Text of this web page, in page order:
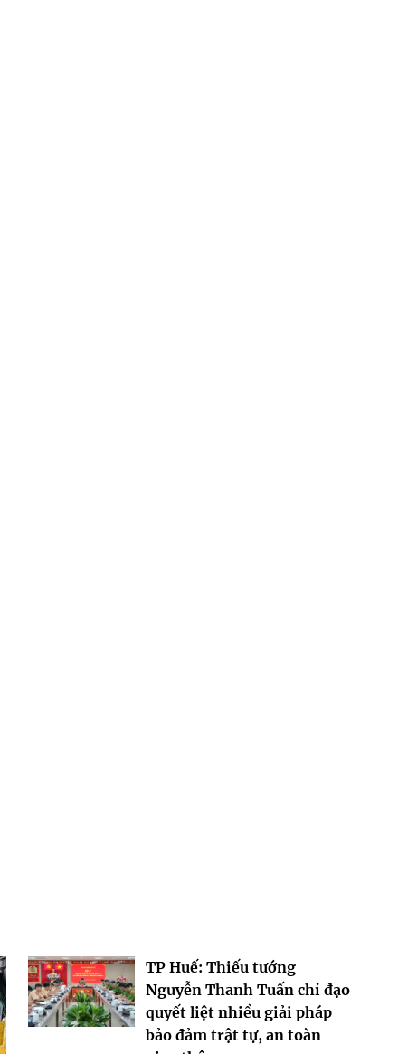
TP Huế: Thiếu tướng
Nguyễn Thanh Tuấn chỉ đạo
quyết liệt nhiều giải pháp
bảo đảm trật tự, an toàn